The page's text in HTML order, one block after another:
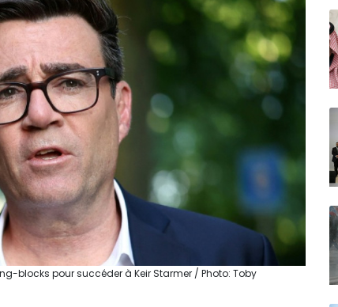
blocks pour succéder à Keir Starmer / Photo: Toby